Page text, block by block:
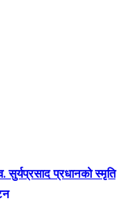
सुर्यप्रसाद प्रधानको स्मृति